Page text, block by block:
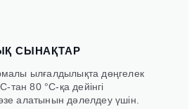
СЫНАҚТАР
ылғалдылықта дөңгелек
тан 80 °C-қа дейінгі
алатынын дәлелдеу үшін.